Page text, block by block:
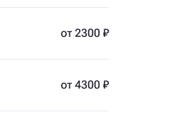
от 2300 ₽
от 4300 ₽